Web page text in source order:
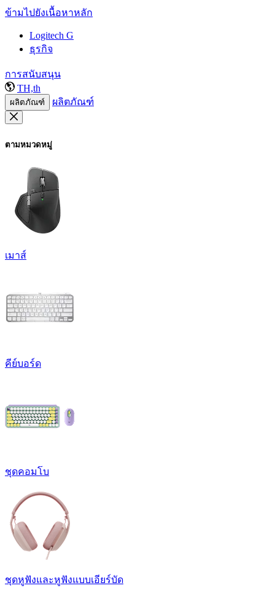
ข้ามไปยังเนื้อหาหลัก
Logitech G
ธุรกิจ
การสนับสนุน
TH,th
ผลิตภัณฑ์ ผลิตภัณฑ์
ตามหมวดหมู่
เมาส์
คีย์บอร์ด
ชุดคอมโบ
ชุดหูฟังและหูฟังแบบเอียร์บัด